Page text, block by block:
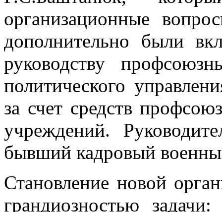
организационные
дополнительно были
руководству
политического
за счет средств
учреждений.
бывший кадровый
Становление новой
грандиозностью